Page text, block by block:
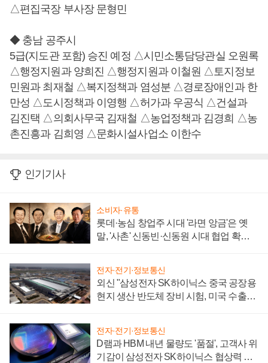
△편집국장 부사장 문형민
◆ 충남 공주시
5급(지도관 포함) 승진 예정 △시민소통담당관실 오원록
△행정지원과 양희진 △행정지원과 이철원 △토지정보
민원과 최재철 △복지정책과 염성분 △경로장애인과 한
만성 △도시정책과 이영행 △허가과 우공식 △건설과
김진택 △의회사무국 김재철 △농업정책과 김경희 △농
촌진흥과 김희영 △문화시설사업소 이한수
인기기사
소비자·유통
롯데·농심 창업주 시대 '라면 앙금'은 옛
말, '사촌' 신동빈·신동원 시대 협업 확대
전자·전기·정보통신
외신 "삼성전자 SK하이닉스 중국 공장용
현지 생산 반도체 장비 시험, 미국 수출통
전자·전기·정보통신
D램과 HBM 내년 물량도 '품절', 고객사 위
기감이 삼성전자 SK하이닉스 협상력 더